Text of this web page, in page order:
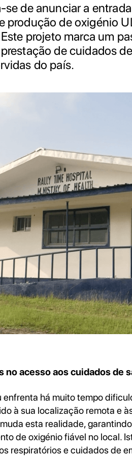
de anunciar a
produção de oxigénio
projeto marca um
de cuidados
do país.
no acesso aos cuidados de
há muito tempo
à sua localização remota e
muda esta realidade,
de oxigénio fiável no local.
respiratórios e cuidados de